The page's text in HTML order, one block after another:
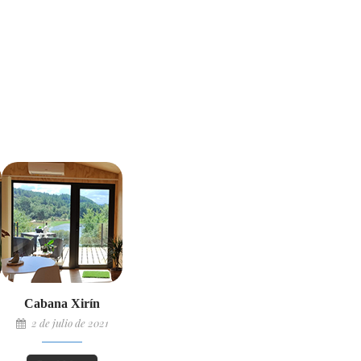
Cabana Xirín
2 de julio de 2021